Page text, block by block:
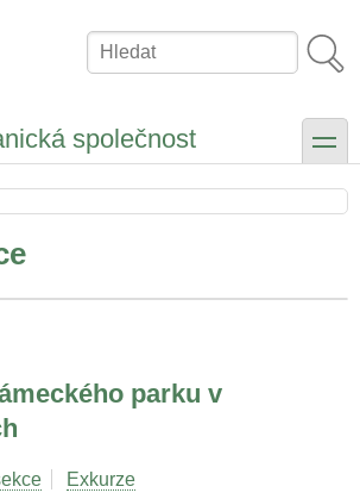
Hledat
společnost toggle
parku v
Exkurze